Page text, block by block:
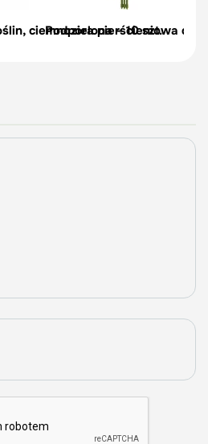
ciemnozielona – 10 szt.
Podpora pierścieniowa do